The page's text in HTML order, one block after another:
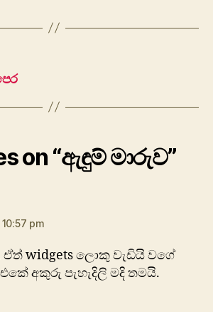
on “ඇඳුම් මාරුව”
pm
widgets ලොකු වැඩියි වගේ
අකුරු පැහැදිලි මදි තමයි.